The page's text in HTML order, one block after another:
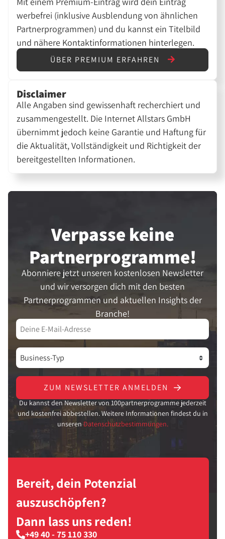
werbefrei (inklusive Ausblendung von ähnlichen
Partnerprogrammen) und du kannst ein Titelbild
und nähere Kontaktinformationen hinterlegen.
ÜBER PREMIUM ERFAHREN
Disclaimer
Alle Angaben sind gewissenhaft recherchiert und
zusammengestellt. Die Internet Allstars GmbH
übernimmt jedoch keine Garantie und Haftung für
die Aktualität, Vollständigkeit und Richtigkeit der
bereitgestellten Informationen.
Verpasse keine
Partner­programme!
Abonniere jetzt unseren kostenlosen Newsletter
und wir versorgen dich mit den besten
Partnerprogrammen und aktuellen Insights der
Branche!
ZUM NEWSLETTER ANMELDEN
Du kannst den Newsletter von 100partnerprogramme jederzeit
und kostenfrei abbestellen. Weitere Informationen findest du in
unseren Datenschutzbestimmungen.
Bereit, dein Potenzial
auszuschöpfen?
Dann lass uns reden!
+49 40 - 75 110 330